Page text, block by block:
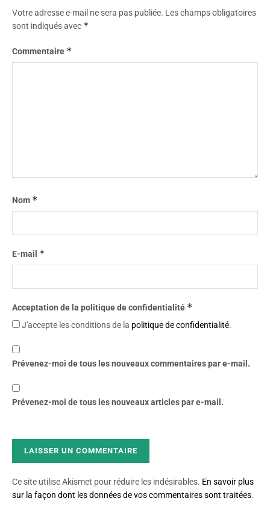
Votre adresse e-mail ne sera pas publiée. Les champs obligatoires
sont indiqués avec *
Commentaire *
Nom *
E-mail *
Acceptation de la politique de confidentialité *
J'accepte les conditions de la politique de confidentialité.
Prévenez-moi de tous les nouveaux commentaires par e-mail.
Prévenez-moi de tous les nouveaux articles par e-mail.
Ce site utilise Akismet pour réduire les indésirables. En savoir plus
sur la façon dont les données de vos commentaires sont traitées.